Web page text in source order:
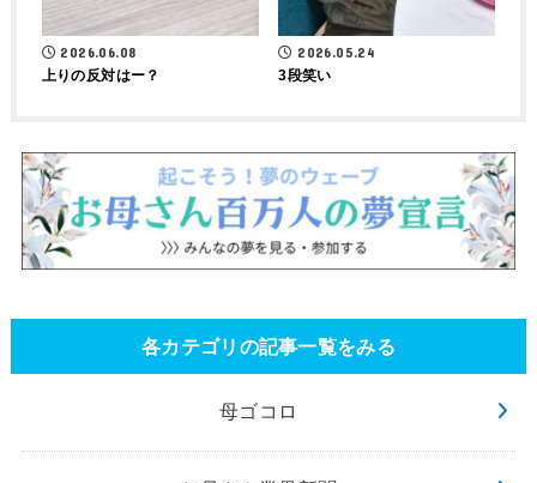
2026.06.08
上りの反対はー？
2026.05.24
3段笑い
各カテゴリの記事一覧をみる
母ゴコロ